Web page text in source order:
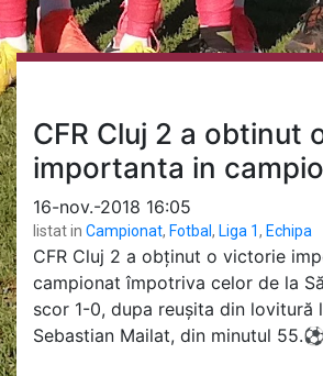
CFR Cluj 2 a obtinut
importanta in
16-nov.-2018 16:05
listat in Campionat, Fotbal , Liga 1, Echipa
CFR Cluj 2 a obținut o victorie
campionat împotriva celor de la
scor 1-0, dupa reușita din lovitură
Sebastian Mailat, din minutul 55.⚽